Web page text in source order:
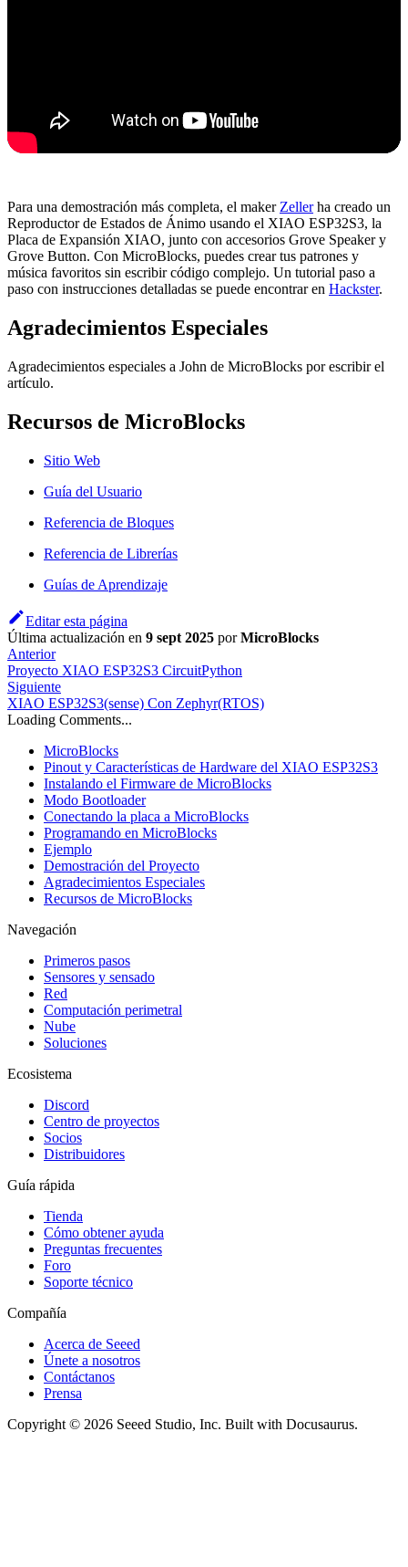
Para una demostración más completa, el maker Zellerha creado un
Reproductor de Estados de Ánimo usando el XIAO ESP32S3, la
Placa de Expansión XIAO, junto con accesorios Grove Speaker y
Grove Button. Con MicroBlocks, puedes crear tus patrones y
música favoritos sin escribir código complejo. Un tutorial paso a
paso con instrucciones detalladas se puede encontrar en Hackster.
Agradecimientos Especiales
Agradecimientos especiales a John de MicroBlocks por escribir el
artículo.
Recursos de MicroBlocks
Sitio Web
Guía del Usuario
Referencia de Bloques
Referencia de Librerías
Guías de Aprendizaje
Editar esta página
Última actualización en 9 sept 2025 porMicroBlocks
Anterior
Proyecto XIAO ESP32S3 CircuitPython
Siguiente
XIAO ESP32S3(sense) Con Zephyr(RTOS)
Loading Comments...
MicroBlocks
Pinout y Características de Hardware del XIAO ESP32S3
Instalando el Firmware de MicroBlocks
Modo Bootloader
Conectando la placa a MicroBlocks
Programando en MicroBlocks
Ejemplo
Demostración del Proyecto
Agradecimientos Especiales
Recursos de MicroBlocks
Navegación
Primeros pasos
Sensores y sensado
Red
Computación perimetral
Nube
Soluciones
Ecosistema
Discord
Centro de proyectos
Socios
Distribuidores
Guía rápida
Tienda
Cómo obtener ayuda
Preguntas frecuentes
Foro
Soporte técnico
Compañía
Acerca de Seeed
Únete a nosotros
Contáctanos
Prensa
Copyright © 2026 Seeed Studio, Inc. Built with Docusaurus.